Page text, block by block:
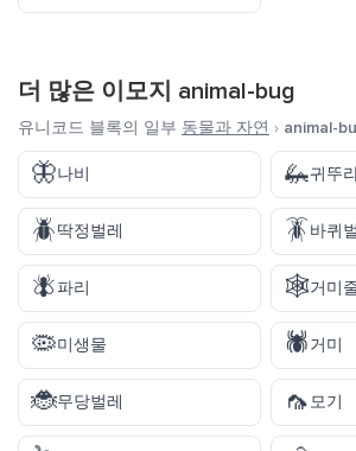
더 많은 이모지 animal-bug
유니코드 블록의 일부 동물과 자연 › animal-
🦋나비 🦗귀뚜
🪲딱정벌레 🪳바퀴
🪰파리 🕸️거미
🦠미생물 🕷️거미
🐞무당벌레 🦟모기